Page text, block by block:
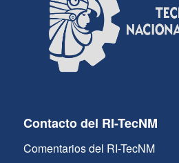
Contacto del RI-TecNM
Comentarios del RI-TecNM